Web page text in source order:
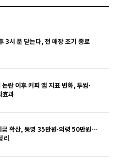
3시 문 닫는다, 전 매장 조기 종료
란 이후 커피 앱 지표 변화, 투썸·
효과
급 확산, 통영 35만원·의령 50만원…
리